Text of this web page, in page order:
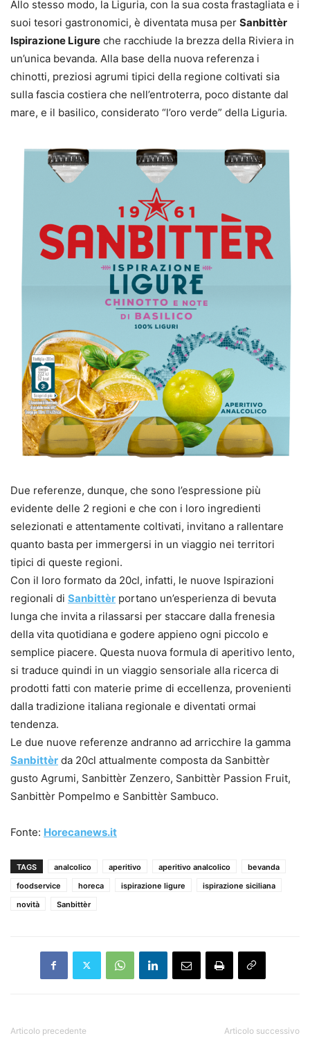
Allo stesso modo, la Liguria, con la sua costa frastagliata e i
suoi tesori gastronomici, è diventata musa per Sanbittèr
Ispirazione Ligure che racchiude la brezza della Riviera in
un’unica bevanda. Alla base della nuova referenza i
chinotti, preziosi agrumi tipici della regione coltivati sia
sulla fascia costiera che nell’entroterra, poco distante dal
mare, e il basilico, considerato “l’oro verde” della Liguria.
Due referenze, dunque, che sono l’espressione più
evidente delle 2 regioni e che con i loro ingredienti
selezionati e attentamente coltivati, invitano a rallentare
quanto basta per immergersi in un viaggio nei territori
tipici di queste regioni.
Con il loro formato da 20cl, infatti, le nuove Ispirazioni
regionali di Sanbittèr portano un’esperienza di bevuta
lunga che invita a rilassarsi per staccare dalla frenesia
della vita quotidiana e godere appieno ogni piccolo e
semplice piacere. Questa nuova formula di aperitivo lento,
si traduce quindi in un viaggio sensoriale alla ricerca di
prodotti fatti con materie prime di eccellenza, provenienti
dalla tradizione italiana regionale e diventati ormai
tendenza.
Le due nuove referenze andranno ad arricchire la gamma
Sanbittèr da 20cl attualmente composta da Sanbittèr
gusto Agrumi, Sanbittèr Zenzero, Sanbittèr Passion Fruit,
Sanbittèr Pompelmo e Sanbittèr Sambuco.
Fonte: Horecanews.it
TAGS analcolico aperitivo aperitivo analcolico
bevanda
foodservice
horeca ispirazione ligure
ispirazione siciliana
novità
Sanbittèr
Articolo precedente Articolo successivo